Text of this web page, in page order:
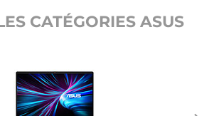
CATÉGORIES ASUS